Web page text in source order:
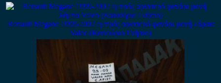
Renault Megane 1999-2002 εμπρός αριστερό φανάρι μονή λάμπα
Valeo (Καινούριο Γνήσιο)